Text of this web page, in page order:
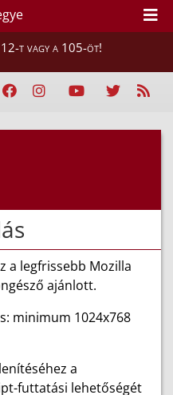
t vagy a 105-öt!
a legfrissebb Mozilla
ajánlott.
minimum 1024x768
a
futtatási lehetőségét